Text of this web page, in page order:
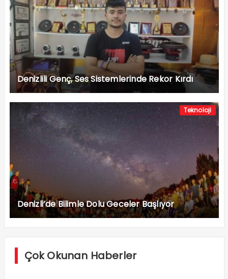
Denizlili Genç, Ses Sistemlerinde Rekor Kırdı
Teknoloji
Denizli’de Bilimle Dolu Geceler Başlıyor
Çok Okunan Haberler